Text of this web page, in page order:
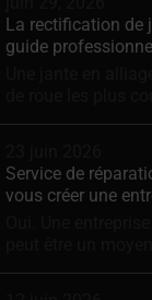
La rectification de
guide
Service de
vous créer une